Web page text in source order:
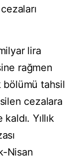
lira
rağmen
bölümü tahsil
cezalara
Yıllık
Nisan